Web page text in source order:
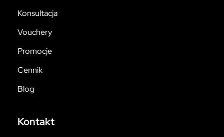
Konsultacja
Vouchery
Promocje
Cennik
Blog
Kontakt